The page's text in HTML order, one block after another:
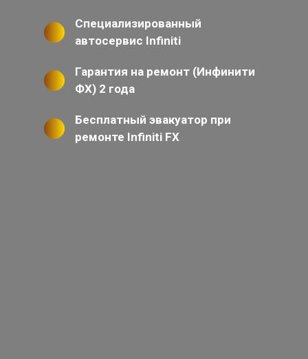
Специализированный
автосервис Infiniti
Гарантия на ремонт (Инфинити
ФХ) 2 года
Бесплатный эвакуатор при
ремонте Infiniti FX